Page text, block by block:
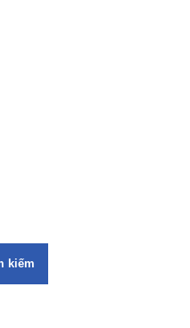
kiếm